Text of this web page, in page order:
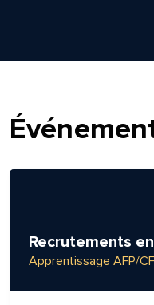
Recrutements
Apprentissage AFP/